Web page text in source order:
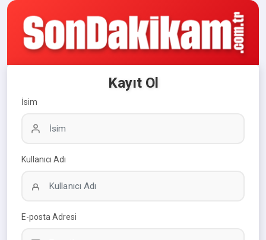
Kayıt Ol
İsim
Kullanıcı Adı
E-posta Adresi